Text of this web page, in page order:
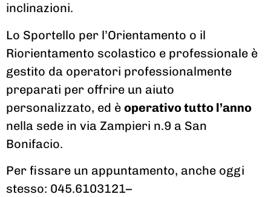
inclinazioni.
Lo Sportello per l’Orientamento o il
Riorientamento scolastico e professionale è
gestito da operatori professionalmente
preparati per offrire un aiuto
personalizzato, ed è operativo tutto l’anno
nella sede in via Zampieri n.9 a San
Bonifacio.
Per fissare un appuntamento, anche oggi
stesso: 045.6103121–